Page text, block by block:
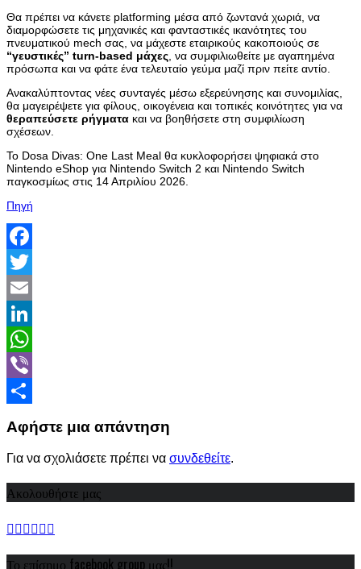
Θα πρέπει να κάνετε platforming μέσα από ζωντανά χωριά, να
διαμορφώσετε τις μηχανικές και φανταστικές ικανότητες του
πνευματικού mech σας, να μάχεστε εταιρικούς κακοποιούς σε
“γευστικές” turn-based μάχες , να συμφιλιωθείτε με αγαπημένα
πρόσωπα και να φάτε ένα τελευταίο γεύμα μαζί πριν πείτε αντίο.
Ανακαλύπτοντας νέες συνταγές μέσω εξερεύνησης και συνομιλίας,
θα μαγειρέψετε για φίλους, οικογένεια και τοπικές κοινότητες για να
θεραπεύσετε ρήγματα και να βοηθήσετε στη συμφιλίωση
σχέσεων.
Το Dosa Divas: One Last Meal θα κυκλοφορήσει ψηφιακά στο
Nintendo eShop για Nintendo Switch 2 και Nintendo Switch
παγκοσμίως στις 14 Απριλίου 2026.
Πηγή
Facebook
Twitter
Email
LinkedIn
WhatsApp
Viber
Αφήστε μια απάντηση
Για να σχολιάσετε πρέπει να συνδεθείτε.
Ακολουθήστε μας
Το επίσημο facebook group μας!!